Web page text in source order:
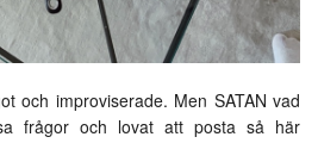
och improviserade. Men SATAN vad
frågor och lovat att posta så här